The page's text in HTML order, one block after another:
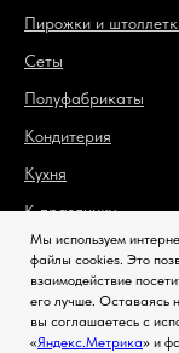
Пирожки и
Сеты
Полуфабрикаты
Кондитерия
Кухня
К празднику
Напитки
Мы используем
файлы cookies. Это
взаимодействие
его лучше. Оставаясь
вы соглашаетесь с
«Яндекс.Метрика» и